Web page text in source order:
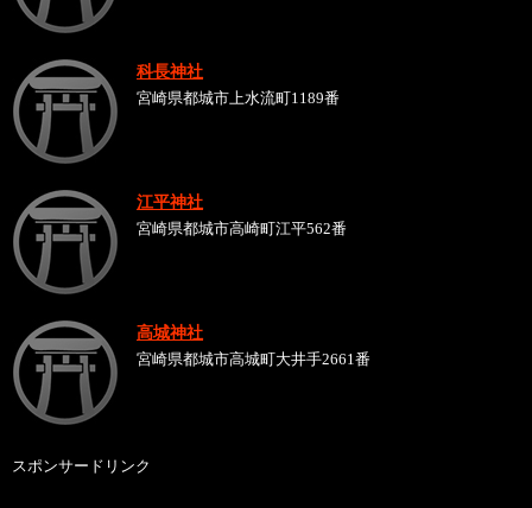
科長神社
宮崎県都城市上水流町1189番
江平神社
宮崎県都城市高崎町江平562番
高城神社
宮崎県都城市高城町大井手2661番
スポンサードリンク